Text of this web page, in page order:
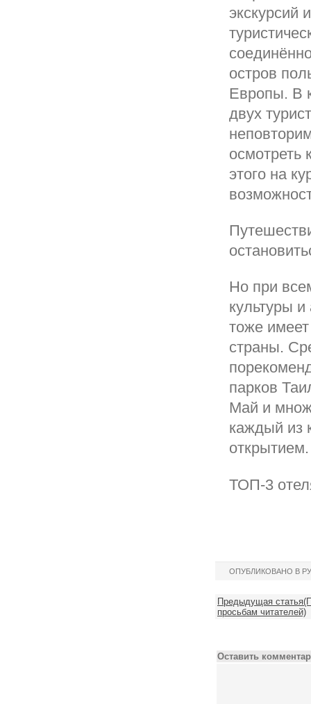
экскурсий
остров
Европы. В
двух
осмотреть
этого на
Но при
культуры и
тоже
страны.
парков
Май и
каждый из
открытием.
ТОП-3
ОПУБЛИКОВАНО В
Предыдущая
просьбам читателей)
Оставить